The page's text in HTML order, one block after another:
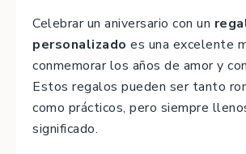
Celebrar un aniversario con un
personalizado es una excelente
conmemorar los años de amor y
Estos regalos pueden ser tanto
como prácticos, pero siempre
significado.